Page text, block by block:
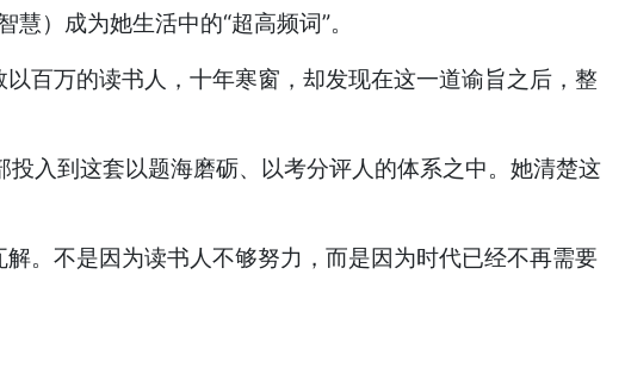
）成为她生活中的“超高频词”。
百万的读书人，十年寒窗，却发现在这一道谕旨之后，整
入到这套以题海磨砺、以考分评人的体系之中。她清楚这
。不是因为读书人不够努力，而是因为时代已经不再需要